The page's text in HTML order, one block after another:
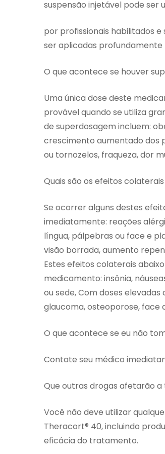
suspensão injetável pode ser
por profissionais habilitados
ser aplicadas profundamente
O que acontece se houver
Uma única dose deste
provável quando se utiliza
de superdosagem incluem:
crescimento aumentado dos
ou tornozelos, fraqueza, dor
Quais são os efeitos
Se ocorrer alguns destes
imediatamente: reações
língua, pálpebras ou face e
visão borrada, aumento
Estes efeitos colaterais
medicamento: insônia,
ou sede, Com doses
glaucoma, osteoporose, face
O que acontece se eu não
Contate seu médico
Que outras drogas afetarão
Você não deve utilizar
Theracort® 40, incluindo
eficácia do tratamento.